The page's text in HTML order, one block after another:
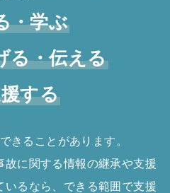
・学ぶ
る・伝える
する
きることがあります。
故に関する情報の継承や支援
るなら、できる範囲で支援